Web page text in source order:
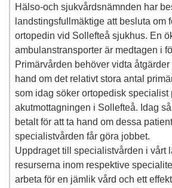
Hälso-och sjukvårdsnämnden har
landstingsfullmäktige att besluta om
ortopedin vid Sollefteå sjukhus. En
ambulanstransporter är medtagen i
Primärvården behöver vidta åtgärder
hand om det relativt stora antal
som idag söker ortopedisk specialist
akutmottagningen i Sollefteå. Idag
betalt för att ta hand om dessa
specialistvården får göra jobbet.
Uppdraget till specialistvården i vårt
resurserna inom respektive
arbeta för en jämlik vård och ett